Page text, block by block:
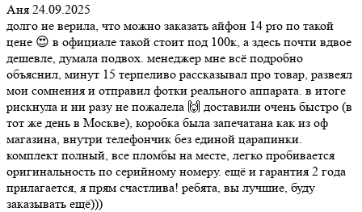
Аня 24.09.2025
долго не верила, что можно заказать айфон 14 pro по такой
цене 😍 в официале такой стоит под 100к, а здесь почти вдвое
дешевле, думала подвох. менеджер мне всё подробно
объяснил, минут 15 терпеливо рассказывал про товар, развеял
мои сомнения и отправил фотки реального аппарата. в итоге
рискнула и ни разу не пожалела 🙌 доставили очень быстро (в
тот же день в Москве), коробка была запечатана как из оф
магазина, внутри телефончик без единой царапинки.
комплект полный, все пломбы на месте, легко пробивается
оригинальность по серийному номеру. ещё и гарантия 2 года
прилагается, я прям счастлива! ребята, вы лучшие, буду
заказывать ещё)))